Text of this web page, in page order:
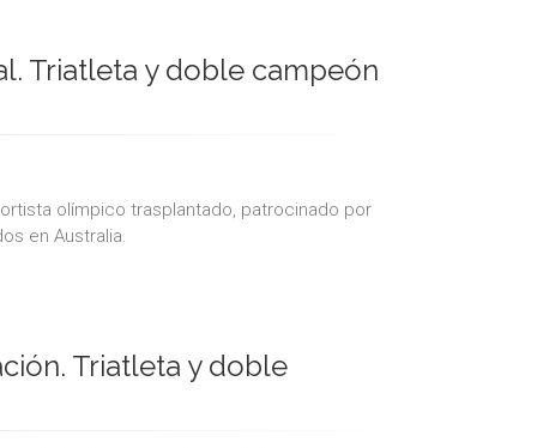
Triatleta y doble campeón
olímpico trasplantado, patrocinado por
en Australia.
Triatleta y doble